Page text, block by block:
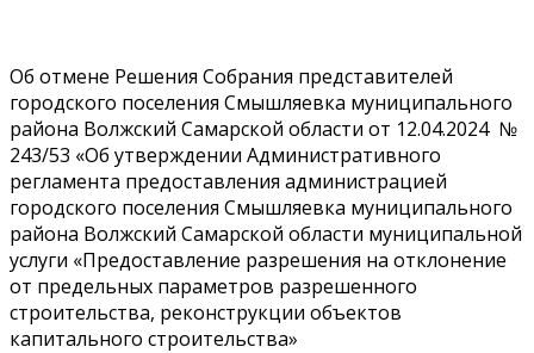
Об отмене Решения Собрания представителей
городского поселения Смышляевка муниципального
района Волжский Самарской области от 12.04.2024 №
243/53 «Об утверждении Административного
регламента предоставления администрацией
городского поселения Смышляевка муниципального
района Волжский Самарской области муниципальной
услуги «Предоставление разрешения на отклонение
от предельных параметров разрешенного
строительства, реконструкции объектов
капитального строительства»